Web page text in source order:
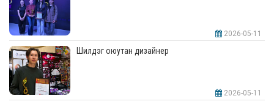
2026-05-11
Шилдэг оюутан дизайнер
2026-05-11